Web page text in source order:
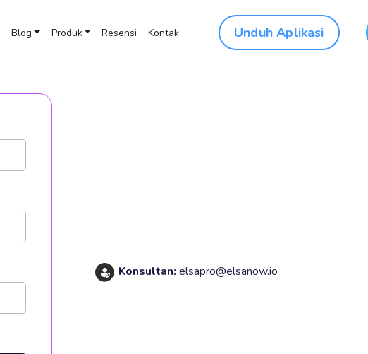
Blog Produk Resensi Kontak Unduh Aplikasi
Konsultan: elsapro@elsanow.io